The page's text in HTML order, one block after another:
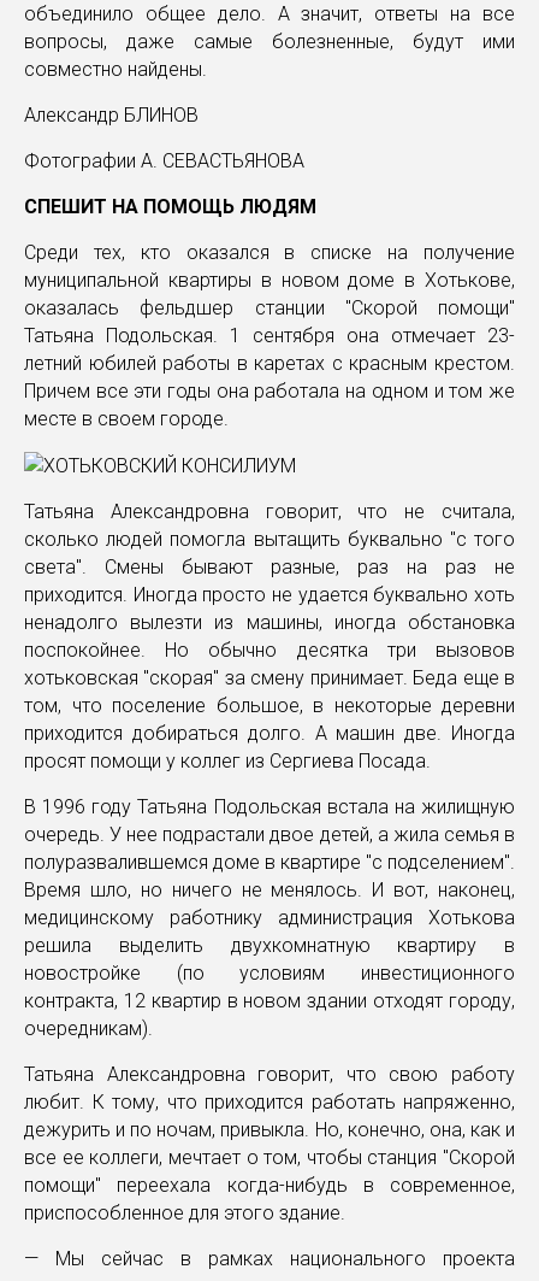
объединило общее дело. А значит, ответы на все
вопросы, даже самые болезненные, будут ими
совместно найдены.
Александр БЛИНОВ
Фотографии А. СЕВАСТЬЯНОВА
СПЕШИТ НА ПОМОЩЬ ЛЮДЯМ
Среди тех, кто оказался в списке на получение
муниципальной квартиры в новом доме в Хотькове,
оказалась фельдшер станции "Скорой помощи"
Татьяна Подольская. 1 сентября она отмечает 23-
летний юбилей работы в каретах с красным крестом.
Причем все эти годы она работала на одном и том же
месте в своем городе.
Татьяна Александровна говорит, что не считала,
сколько людей помогла вытащить буквально "с того
света". Смены бывают разные, раз на раз не
приходится. Иногда просто не удается буквально хоть
ненадолго вылезти из машины, иногда обстановка
поспокойнее. Но обычно десятка три вызовов
хотьковская "скорая" за смену принимает. Беда еще в
том, что поселение большое, в некоторые деревни
приходится добираться долго. А машин две. Иногда
просят помощи у коллег из Сергиева Посада.
В 1996 году Татьяна Подольская встала на жилищную
очередь. У нее подрастали двое детей, а жила семья в
полуразвалившемся доме в квартире "с подселением".
Время шло, но ничего не менялось. И вот, наконец,
медицинскому работнику администрация Хотькова
решила выделить двухкомнатную квартиру в
новостройке (по условиям инвестиционного
контракта, 12 квартир в новом здании отходят городу,
очередникам).
Татьяна Александровна говорит, что свою работу
любит. К тому, что приходится работать напряженно,
дежурить и по ночам, привыкла. Но, конечно, она, как и
все ее коллеги, мечтает о том, чтобы станция "Скорой
помощи" переехала когда-нибудь в современное,
приспособленное для этого здание.
— Мы сейчас в рамках национального проекта